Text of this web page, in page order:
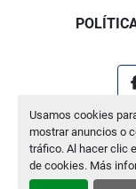
Usamos cookies
mostrar anuncios o
tráfico. Al hacer clic
de cookies. Más
Machinio